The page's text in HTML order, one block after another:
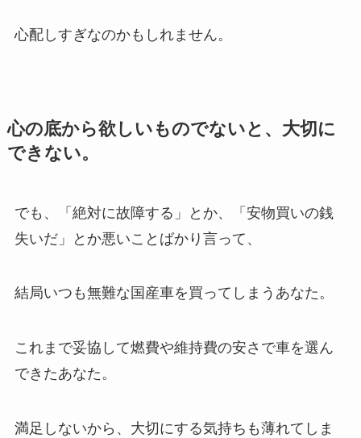
心配しすぎなのかもしれません。
心の底から欲しいものでないと、大切に
できない。
でも、「絶対に故障する」とか、「安物買いの銭
失いだ」とか悪いことばかり言って、
結局いつも無難な国産車を買ってしまうあなた。
これまで妥協して燃費や維持費の安さで車を選ん
できたあなた。
満足しないから、大切にする気持ちも薄れてしま